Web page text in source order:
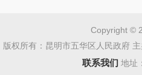
Copyright ©
版权所有：昆明市五华区人民政府
联系我们 地址